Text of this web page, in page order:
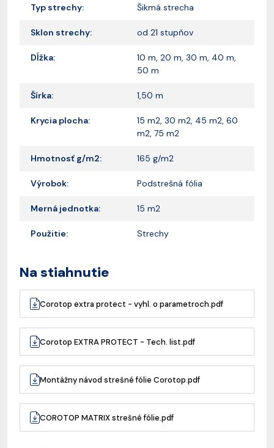
Typ strechy: Šikmá strecha
Sklon strechy: od 21 stupňov
Dĺžka:
10 m, 20 m, 30 m, 40 m,
50 m
Šírka: 1,50 m
Krycia plocha:
15 m2, 30 m2, 45 m2, 60
m2, 75 m2
Hmotnosť g/m2: 165 g/m2
Výrobok: Podstrešná fólia
Merná jednotka: 15 m2
Použitie: Strechy
Na stiahnutie
Corotop extra protect - vyhl. o parametroch.pdf
Corotop EXTRA PROTECT - Tech. list.pdf
Montážny návod strešné fólie Corotop.pdf
COROTOP MATRIX strešné fólie.pdf